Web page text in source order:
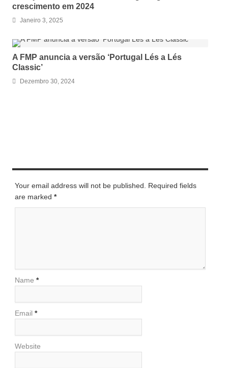
crescimento em 2024
Janeiro 3, 2025
A FMP anuncia a versão ‘Portugal Lés a Lés
Classic’
Dezembro 30, 2024
Your email address will not be published. Required fields
are marked *
Name *
Email *
Website